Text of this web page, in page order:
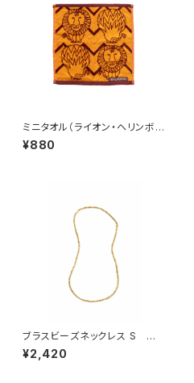
ミニタオル（ライオン・ヘリンボー
ン） ／ Lisa Larson リサ・ラ
ーソン
¥880
ブラスビーズネックレス S
／ fog linen work フォグリ
ネンワーク
¥2,420